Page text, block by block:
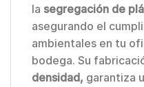
la segregación de
asegurando el
ambientales en tu
bodega. Su
densidad, garantiza